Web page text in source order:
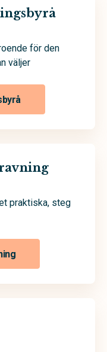
för den
väljer
praktiska, steg